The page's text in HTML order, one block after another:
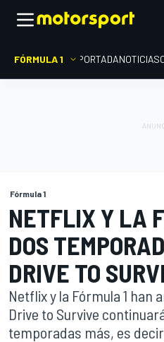
FÓRMULA 1 PORTADANOTICIAS
Fórmula 1
NETFLIX Y LA
DOS
DRIVE TO
Netflix y la Fórmula 1 han
Drive to Survive
temporadas más, es